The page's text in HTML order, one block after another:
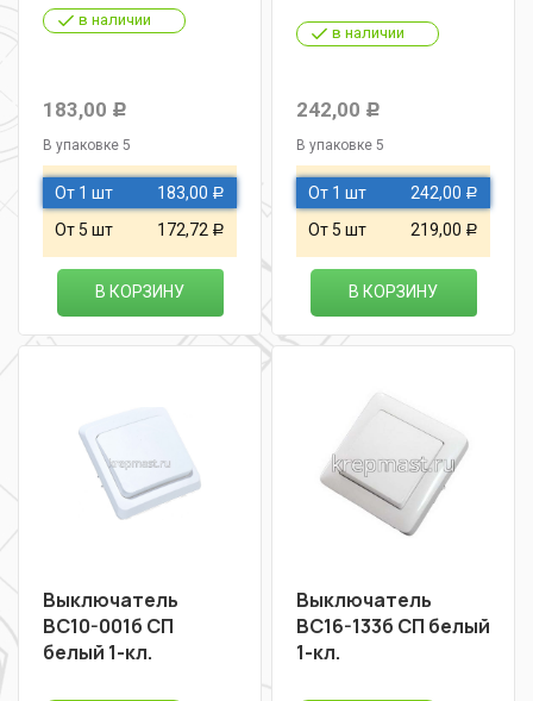
в наличии
183,00 Р
В упаковке 5
От 1 шт 183,00 Р
От 5 шт 172,72 Р
В КОРЗИНУ
в наличии
242,00 Р
В упаковке 5
От 1 шт 242,00 Р
От 5 шт 219,00 Р
В КОРЗИНУ
Выключатель
ВС10-001б СП
белый 1-кл.
Выключатель
ВС16-133б СП белый
1-кл.